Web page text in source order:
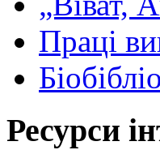
Праці
Ресурси